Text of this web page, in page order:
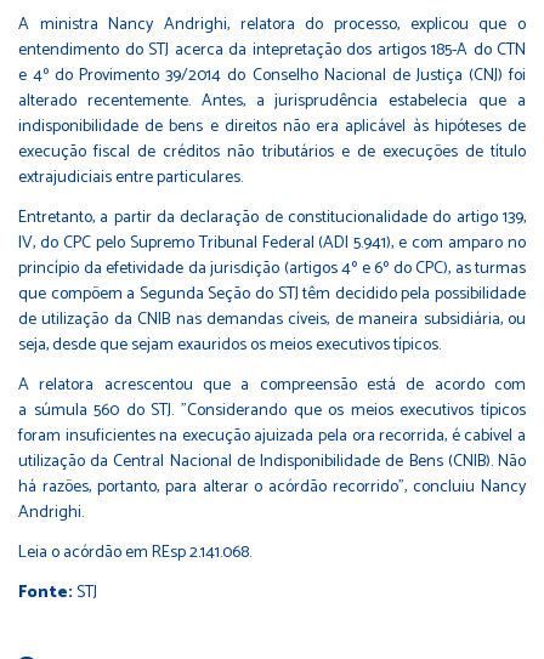
A ministra Nancy Andrighi, relatora do processo, explicou que o
entendimento do STJ acerca da intepretação dos artigos 185-A do CTN
e4º do Provimento 39/2014 do Conselho Nacional de Justiça (CNJ) foi
alterado recentemente. Antes, a jurisprudência estabelecia que a
indisponibilidade de bens e direitos não era aplicável às hipóteses de
execução fiscal de créditos não tributários e de execuções de título
extrajudiciais entre particulares.
Entretanto, a partir da declaração de constitucionalidade do artigo 139,
IV, do CPCpelo Supremo Tribunal Federal (ADI 5.941), e com amparo no
princípio da efetividade da jurisdição (artigos 4º e 6º do CPC), as turmas
que compõem a Segunda Seção do STJ têm decidido pela possibilidade
de utilização da CNIB nas demandas cíveis, de maneira subsidiária, ou
seja, desde que sejam exauridos os meios executivos típicos.
A relatora acrescentou que a compreensão está de acordo com
a súmula 560 do STJ. "Considerando que os meios executivos típicos
foram insuficientes na execução ajuizada pela ora recorrida, é cabível a
utilização da Central Nacional de Indisponibilidade de Bens (CNIB). Não
há razões, portanto, para alterar o acórdão recorrido", concluiu Nancy
Andrighi.
Leia o acórdão em REsp 2.141.068.
Fonte:STJ